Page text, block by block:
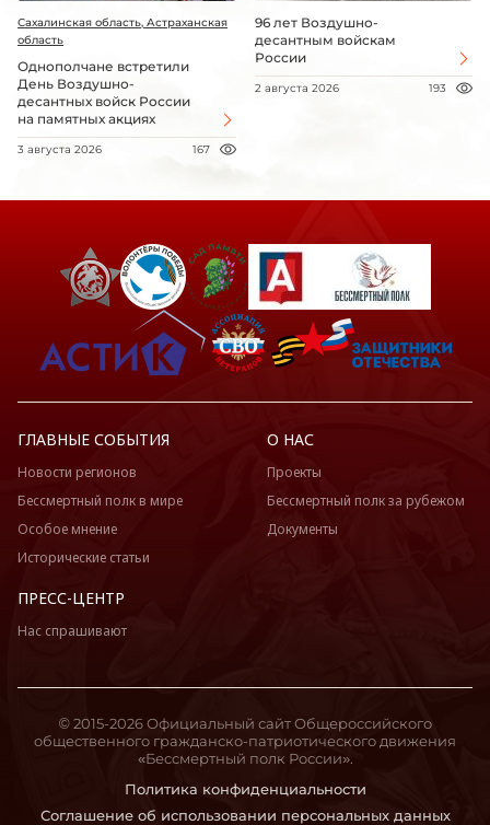
Сахалинская область, Астраханская
область
Однополчане встретили
День Воздушно-
десантных войск России
на памятных акциях
3 августа 2026 167
96 лет Воздушно-
десантным войскам
России
2 августа 2026 193
ГЛАВНЫЕ СОБЫТИЯ
Новости регионов
Бессмертный полк в мире
Особое мнение
Исторические статьи
О НАС
Проекты
Бессмертный полк за рубежом
Документы
ПРЕСС-ЦЕНТР
Нас спрашивают
Политика конфиденциальности
Соглашение об использовании персональных данных
© 2015-2026 Официальный сайт Общероссийского
общественного гражданско-патриотического движения
«Бессмертный полк России».